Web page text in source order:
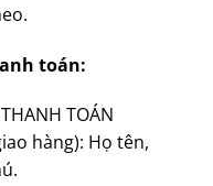
toán:
TOÁN
hàng): Họ tên,